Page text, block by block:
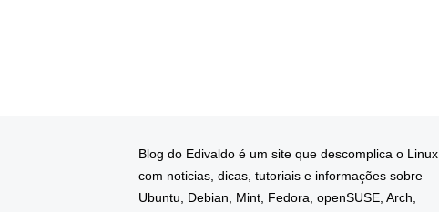
Blog do Edivaldo é um site que descomplica o Linux
com noticias, dicas, tutoriais e informações sobre
Ubuntu, Debian, Mint, Fedora, openSUSE, Arch,